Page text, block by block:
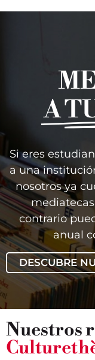
A
Si eres
a una
nosotros ya
contrario
anual
DESCUBRE
Nuestros